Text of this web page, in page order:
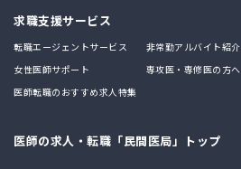
求職支援サービス
転職エージェントサービス
非常勤アルバイト紹介
女性医師サポート
専攻医・専修医の方へ
医師転職のおすすめ求人特集
医師の求人・転職「民間医局」トップ